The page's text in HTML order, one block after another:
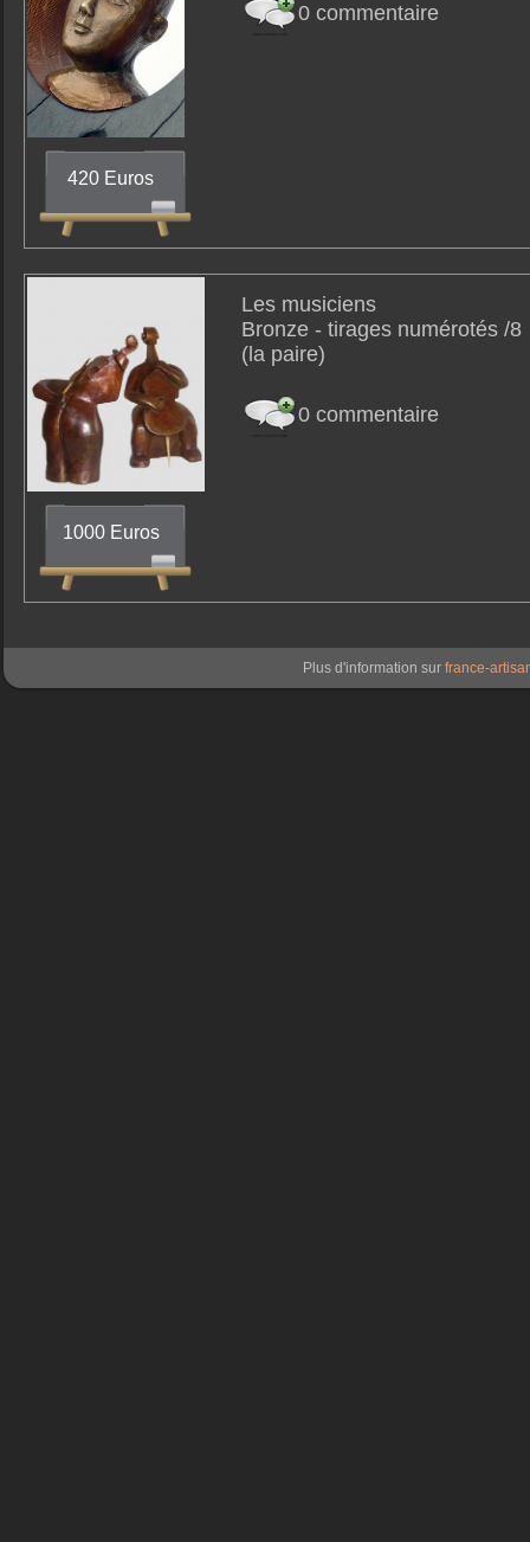
420 Euros
0 commentaire
1000 Euros
Les musiciens
Bronze - tirages numérotés /8
(la paire)
0 commentaire
Plus d'information sur france-